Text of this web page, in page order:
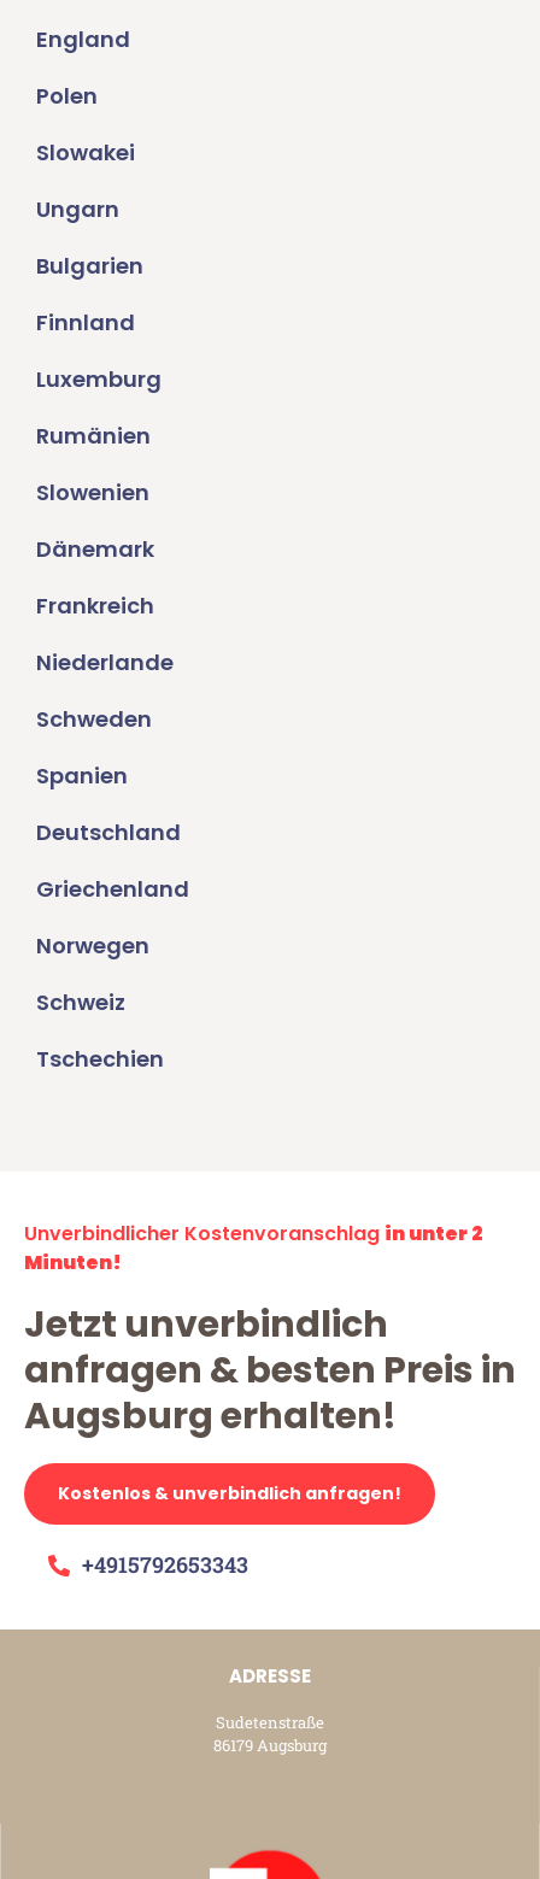
England
Polen
Slowakei
Ungarn
Bulgarien
Finnland
Luxemburg
Rumänien
Slowenien
Dänemark
Frankreich
Niederlande
Schweden
Spanien
Deutschland
Griechenland
Norwegen
Schweiz
Tschechien
Unverbindlicher Kostenvoranschlag in unter 2
Minuten!
Jetzt unverbindlich
anfragen & besten Preis in
Augsburg erhalten!
Kostenlos & unverbindlich anfragen!
+4915792653343
ADRESSE
Sudetenstraße
86179 Augsburg